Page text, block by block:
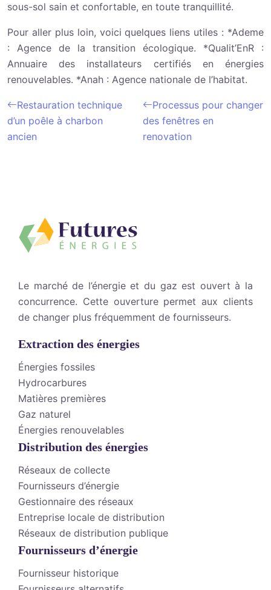
sous-sol sain et confortable, en toute tranquillité.
Pour aller plus loin, voici quelques liens utiles : *Ademe
: Agence de la transition écologique. *Qualit’EnR :
Annuaire des installateurs certifiés en énergies
renouvelables. *Anah : Agence nationale de l’habitat.
Restauration technique
d’un poêle à charbon
ancien
Processus pour changer
des fenêtres en
renovation
Le marché de l’énergie et du gaz est ouvert à la
concurrence. Cette ouverture permet aux clients
de changer plus fréquemment de fournisseurs.
Extraction des énergies
Énergies fossiles
Hydrocarbures
Matières premières
Gaz naturel
Énergies renouvelables
Distribution des énergies
Réseaux de collecte
Fournisseurs d’énergie
Gestionnaire des réseaux
Entreprise locale de distribution
Réseaux de distribution publique
Fournisseurs d’énergie
Fournisseur historique